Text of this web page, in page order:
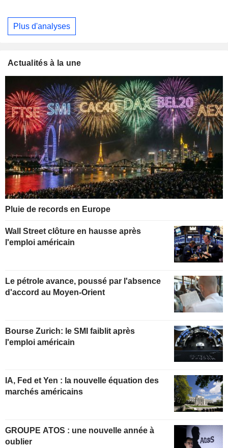
Plus d'analyses
Actualités à la une
Pluie de records en Europe
Wall Street clôture en hausse après
l'emploi américain
Le pétrole avance, poussé par l'absence
d'accord au Moyen-Orient
Bourse Zurich: le SMI faiblit après
l'emploi américain
IA, Fed et Yen : la nouvelle équation des
marchés américains
GROUPE ATOS : une nouvelle année à
oublier